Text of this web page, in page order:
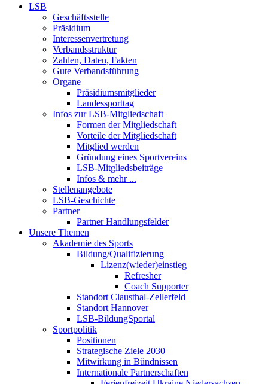
LSB
Geschäftsstelle
Präsidium
Interessenvertretung
Verbandsstruktur
Zahlen, Daten, Fakten
Gute Verbandsführung
Organe
Präsidiumsmitglieder
Landessporttag
Infos zur LSB-Mitgliedschaft
Formen der Mitgliedschaft
Vorteile der Mitgliedschaft
Mitglied werden
Gründung eines Sportvereins
LSB-Mitgliedsbeiträge
Infos & mehr ...
Stellenangebote
LSB-Geschichte
Partner
Partner Handlungsfelder
Unsere Themen
Akademie des Sports
Bildung/Qualifizierung
Lizenz(wieder)einstieg
Refresher
Coach Supporter
Standort Clausthal-Zellerfeld
Standort Hannover
LSB-BildungSportal
Sportpolitik
Positionen
Strategische Ziele 2030
Mitwirkung in Bündnissen
Internationale Partnerschaften